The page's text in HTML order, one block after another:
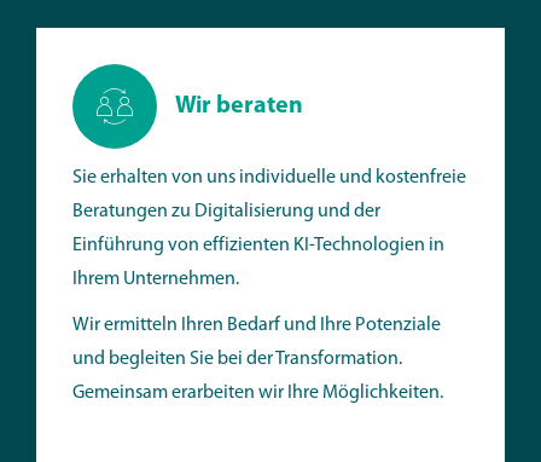
Wir beraten
Sie erhalten von uns individuelle und kostenfreie
Beratungen zu Digitalisierung und der
Einführung von effizienten KI-Technologien in
Ihrem Unternehmen. ​
Wir ermitteln Ihren Bedarf und Ihre Potenziale
und begleiten Sie bei der Transformation.
Gemeinsam erarbeiten wir Ihre Möglichkeiten.